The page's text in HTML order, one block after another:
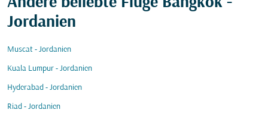
Jordanien
Muscat - Jordanien
Kuala Lumpur - Jordanien
Hyderabad - Jordanien
Riad - Jordanien